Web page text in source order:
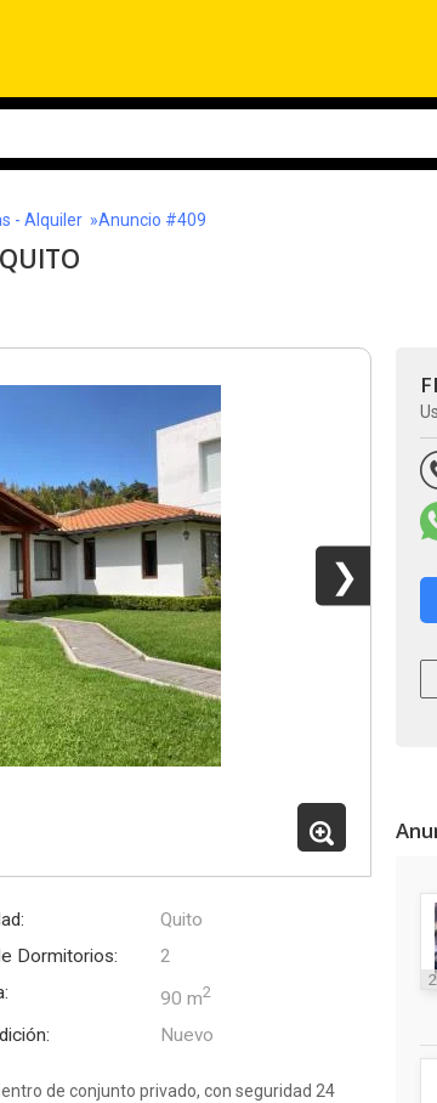
- Alquiler »Anuncio #409
❯
Quito
Dormitorios:
2
90 m2
Nuevo
de conjunto privado, con seguridad 24
2